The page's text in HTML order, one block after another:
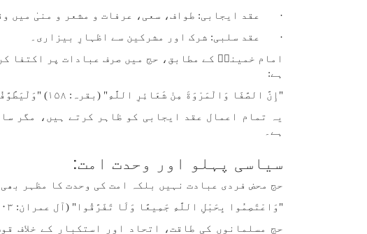
· عقد ایجابی: طواف، سعی، عرفات و مشعر و منیٰ میں
· عقد سلبی: شرک اور مشرکین سے اظہارِ بیزاری۔
امام خمینیؒ کے مطابق، حج میں صرف عبادات پر اکتفا
ہے:
"إِنَّ الصَّفَا وَالْمَرْوَةَ مِنْ شَعَائِرِ اللَّهِ" (بقرہ: ۱۵۸) "وَلْيَطَّوَّفُوا بِالْبَيْتِ الْعَتِيقِ" (حج: ۲۹)
یہ تمام اعمال عقد ایجابی کو ظاہر کرتے ہیں، مگر
ہے۔
سیاسی پہلو اور وحدت امت:
حج محض فردی عبادت نہیں بلکہ امت کی وحدت کا مظہر
"وَاعْتَصِمُوا بِحَبْلِ اللَّهِ جَمِيعًا وَلَا تَفَرَّقُوا" (آل عمران: ۱۰۳) "إِنَّ هَٰذِهِ أُمَّتُكُمْ أُمَّةً وَاحِدَةً" (انبیاء: ۹۲)
حج مسلمانوں کی طاقت، اتحاد اور استکبار کے خلاف